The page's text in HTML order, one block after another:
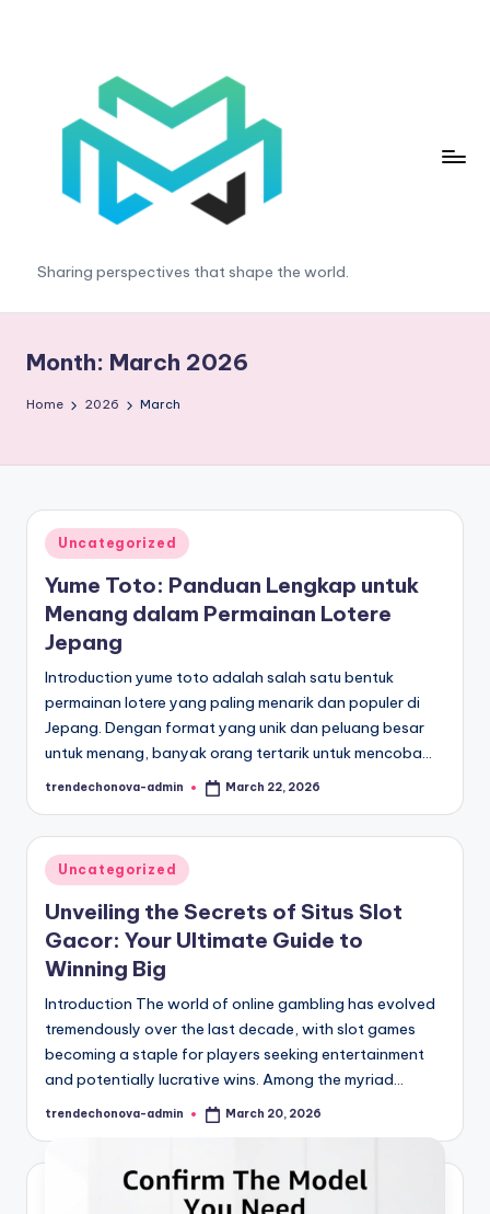
T
r
e
d
h
o
N
o
v
a
Sharing perspectives that shape the world.
Month: March 2026
Home 2026 March
Posted
in
Uncategorized
Yume Toto: Panduan Lengkap untuk
Menang dalam Permainan Lotere
Jepang
Introduction yume toto adalah salah satu bentuk
permainan lotere yang paling menarik dan populer di
Jepang. Dengan format yang unik dan peluang besar
untuk menang, banyak orang tertarik untuk mencoba…
Posted
trendechonova-admin March 22, 2026
Posted
in
Uncategorized
Unveiling the Secrets of Situs Slot
Gacor: Your Ultimate Guide to
Winning Big
Introduction The world of online gambling has evolved
tremendously over the last decade, with slot games
becoming a staple for players seeking entertainment
and potentially lucrative wins. Among the myriad…
Posted
trendechonova-admin March 20, 2026